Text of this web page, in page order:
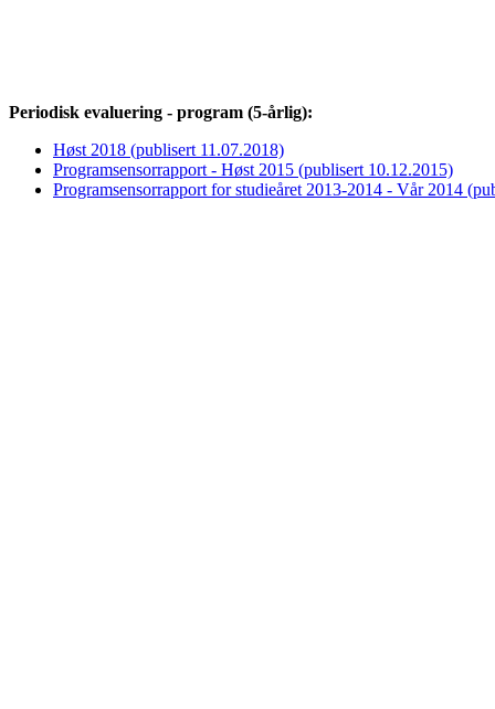
Periodisk evaluering - program (5-årlig):
Høst 2018 (publisert 11.07.2018)
Programsensorrapport - Høst 2015 (publisert 10.12.2015)
Programsensorrapport for studieåret 2013-2014 - Vår 2014